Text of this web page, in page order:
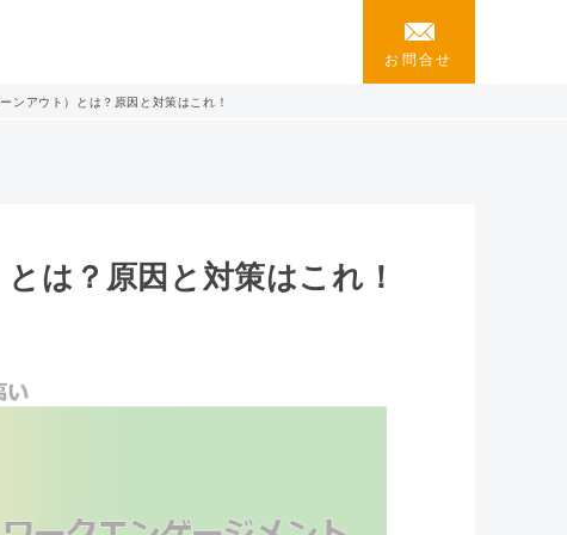
お問合せ
ンアウト）とは？原因と対策はこれ！
は？原因と対策はこれ！